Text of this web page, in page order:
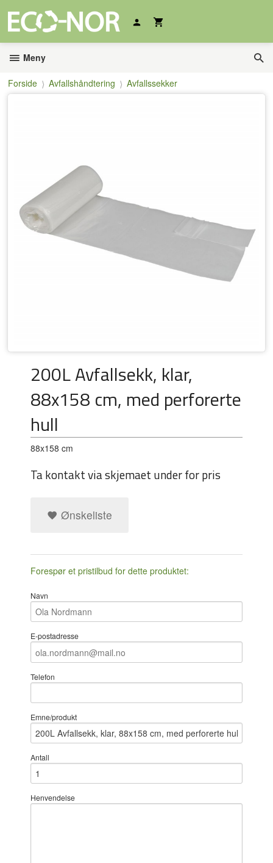
innholdet
Meny
Forside Avfallshåndtering Avfallssekker
200L Avfallsekk, klar,
88x158 cm, med perforerte
hull
88x158 cm
Ta kontakt via skjemaet under for pris
Ønskeliste
Forespør et pristilbud for dette produktet:
Navn
E-postadresse
Telefon
Emne/produkt
Antall
Henvendelse